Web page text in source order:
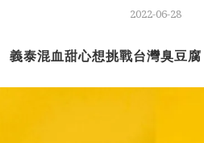
2022-06-28
義泰混血甜心想挑戰台灣臭豆腐